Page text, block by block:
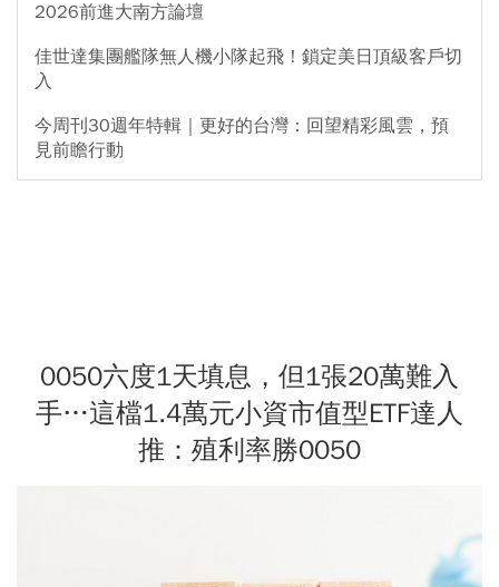
2026前進大南方論壇
佳世達集團艦隊無人機小隊起飛！鎖定美日頂級客戶切
入
今周刊30週年特輯｜更好的台灣：回望精彩風雲，預
見前瞻行動
0050六度1天填息，但1張20萬難入
手…這檔1.4萬元小資市值型ETF達人
推：殖利率勝0050